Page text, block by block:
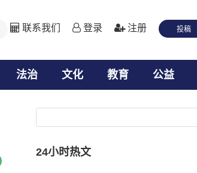
联系我们 登录 注册 投稿
法治 文化 教育 公益
24小时热文